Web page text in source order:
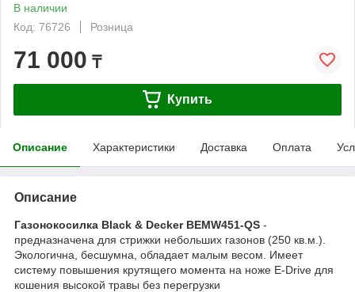
В наличии
Код: 76726
Розница
71 000 ₸
Купить
Описание Характеристики Доставка Оплата
Описание
Газонокосилка Black & Decker BEMW451-QS -
предназначена для стрижки небольших газонов (250 кв.м.).
Экологична, бесшумна, обладает малым весом. Имеет
систему повышения крутящего момента на ноже E-Drive для
кошения высокой травы без перегрузки